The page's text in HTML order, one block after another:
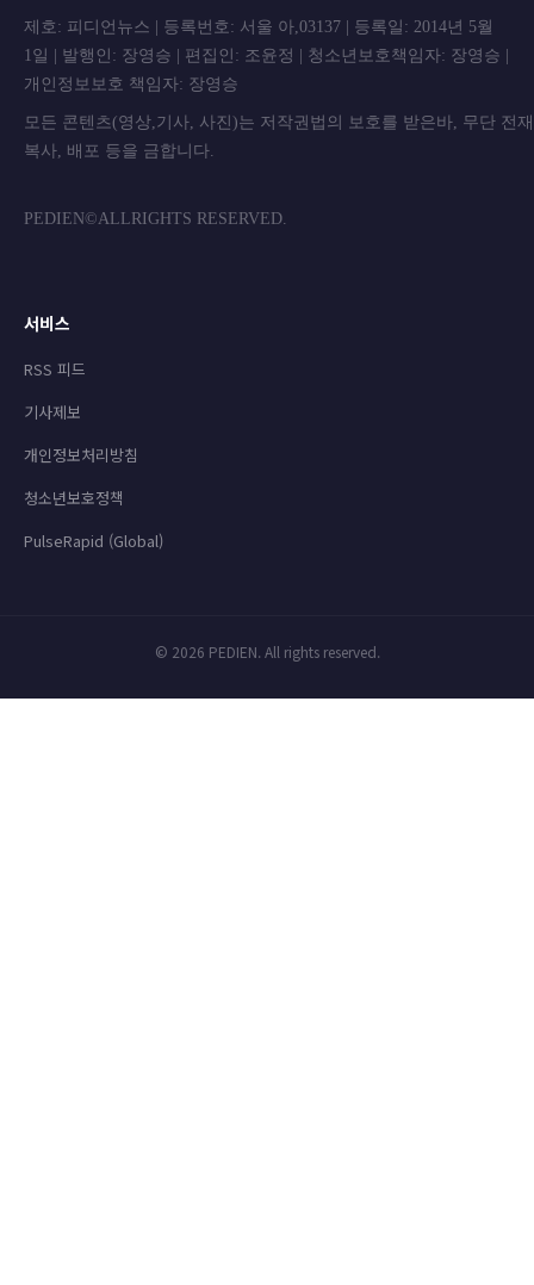
제호: 피디언뉴스 | 등록번호: 서울 아,03137 | 등록일: 2014년 5월
1일 | 발행인: 장영승 | 편집인: 조윤정 | 청소년보호책임자: 장영승 |
개인정보보호 책임자: 장영승
모든 콘텐츠(영상,기사, 사진)는 저작권법의 보호를 받은바, 무단 전
복사, 배포 등을 금합니
PEDIEN©ALLRIGHTS RESERVED.
서비스
RSS 피드
기사제보
개인정보처리방침
청소년보호정책
PulseRapid (Global)
© 2026 PEDIEN. All rights reserved.